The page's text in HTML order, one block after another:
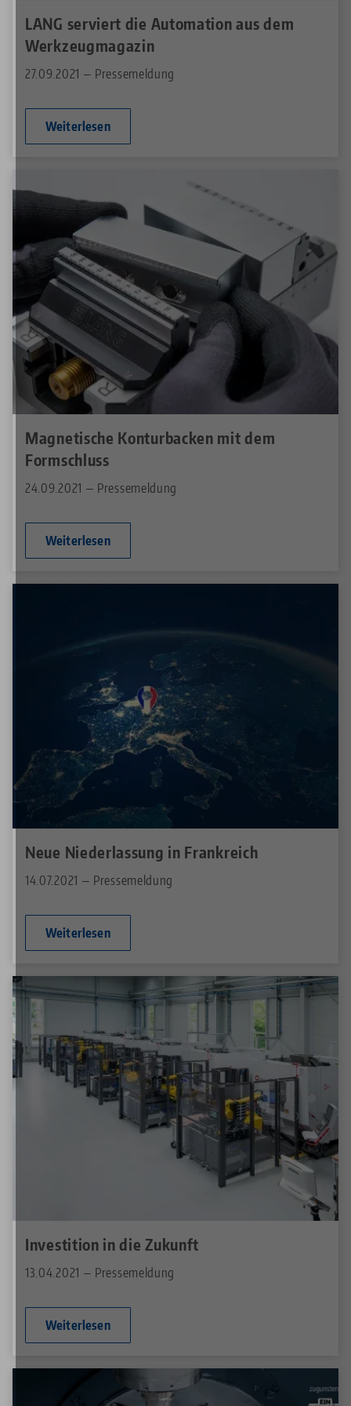
LANG serviert die Automation aus dem
Werkzeugmagazin
27.09.2021 — Pressemeldung
Weiterlesen
Magnetische Konturbacken mit dem
Formschluss
24.09.2021 — Pressemeldung
Weiterlesen
Neue Niederlassung in Frankreich
14.07.2021 — Pressemeldung
Weiterlesen
Investition in die Zukunft
13.04.2021 — Pressemeldung
Weiterlesen